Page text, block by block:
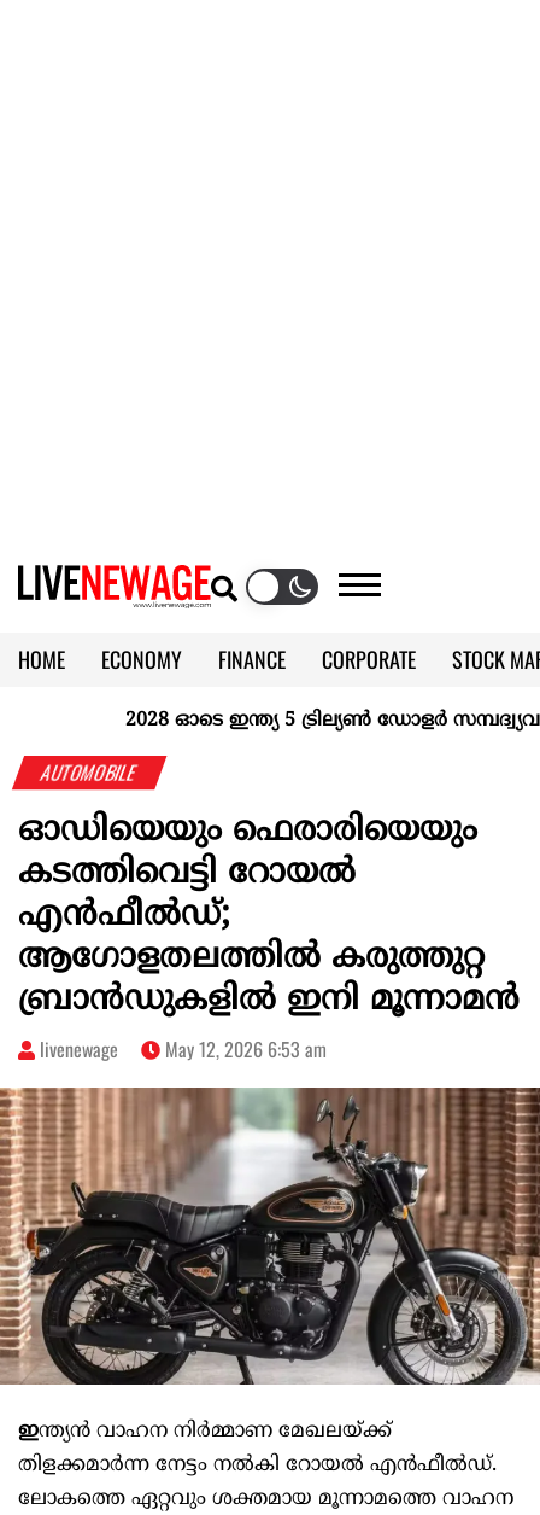
HOME ECONOMY FINANCE CORPORATE
STOCK
KERALA @70
2028 ഓടെ ഇന്ത്യ 5 ട്രില്യണ്‍ ഡോളര്‍
AUTOMOBILE
ഓഡിയെയും ഫെരാരിയെയും
കടത്തിവെട്ടി റോയൽ
എൻഫീൽഡ്;
ആഗോളതലത്തിൽ കരുത്തുറ്റ
ബ്രാൻഡുകളിൽ ഇനി മൂന്നാമൻ
livenewage May 12, 2026 6:53 am
ഇന്ത്യൻ വാഹന നിർമ്മാണ മേഖലയ്ക്ക്
തിളക്കമാര്‍ന്ന നേട്ടം നല്‍കി റോയൽ എൻഫീൽഡ്.
ലോകത്തെ ഏറ്റവും ശക്തമായ മൂന്നാമത്തെ വാഹന